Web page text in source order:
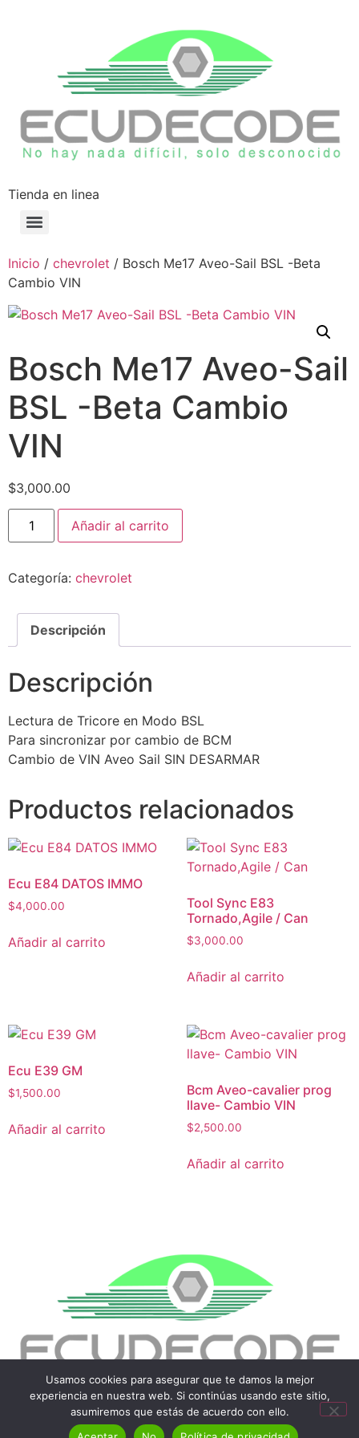
Tienda en linea
Inicio / chevrolet / Bosch Me17 Aveo-Sail BSL -Beta
Cambio VIN
Bosch Me17 Aveo-Sail
BSL -Beta Cambio
VIN
$3,000.00
Añadir al carrito
Categoría: chevrolet
Descripción
Descripción
Lectura de Tricore en Modo BSL
Para sincronizar por cambio de BCM
Cambio de VIN Aveo Sail SIN DESARMAR
Productos relacionados
Ecu E84 DATOS IMMO
$4,000.00
Añadir al carrito
Tool Sync E83
Tornado,Agile / Can
$3,000.00
Añadir al carrito
Ecu E39 GM
$1,500.00
Añadir al carrito
Bcm Aveo-cavalier prog
llave- Cambio VIN
$2,500.00
Añadir al carrito
Tienda en linea
Usamos cookies para asegurar que te damos la mejor
experiencia en nuestra web. Si continúas usando este sitio,
asumiremos que estás de acuerdo con ello.